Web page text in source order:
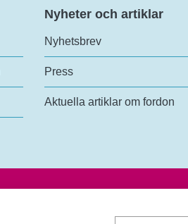
Nyheter och artiklar
Nyhetsbrev
Press
Aktuella artiklar om fordon
trafikanalys@trafa.se